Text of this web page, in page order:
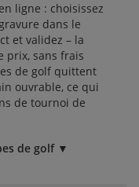
ligne : choisissez
dans le
et validez – la
prix, sans frais
de golf quittent
ouvrable, ce qui
de tournoi de
de golf ▼